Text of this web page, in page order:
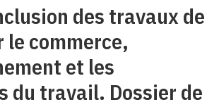
des travaux de
le commerce,
et les
du travail. Dossier de